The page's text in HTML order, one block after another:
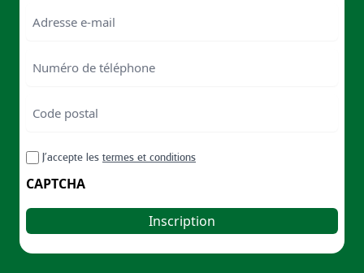
Numéro
de
postal
postal
RGPDJ’accepte les termes et conditions
CAPTCHA